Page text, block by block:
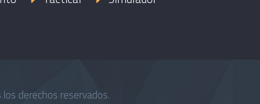
derechos reservados.